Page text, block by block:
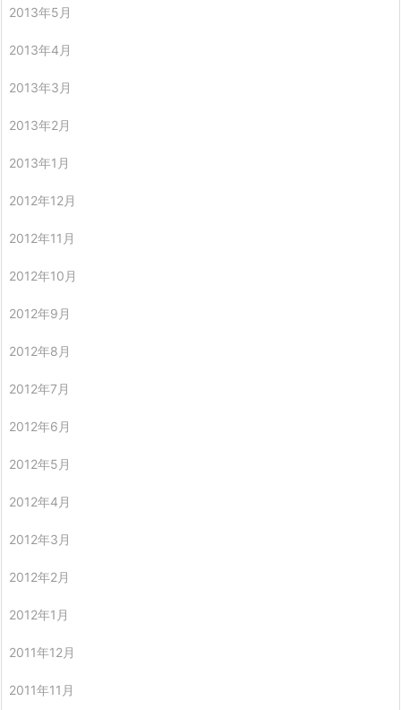
2013年5月
2013年4月
2013年3月
2013年2月
2013年1月
2012年12月
2012年11月
2012年10月
2012年9月
2012年8月
2012年7月
2012年6月
2012年5月
2012年4月
2012年3月
2012年2月
2012年1月
2011年12月
2011年11月